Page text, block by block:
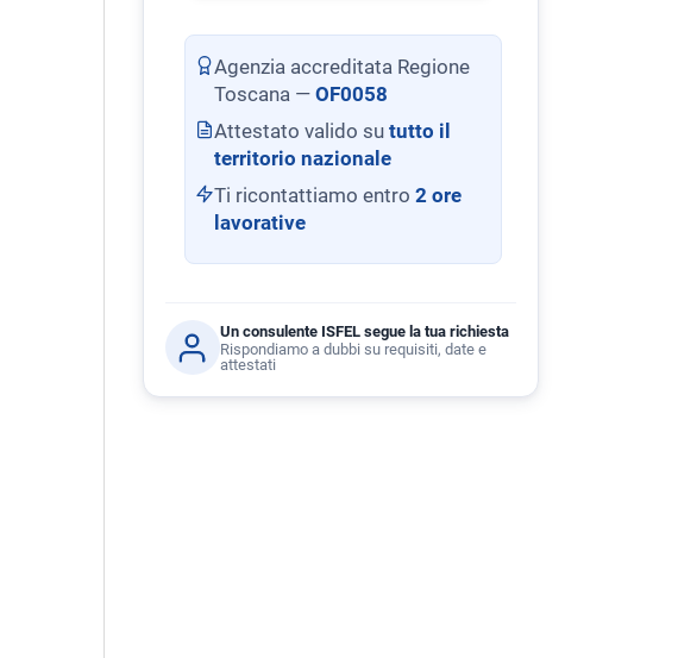
Agenzia accreditata Regione
Toscana —OF0058
Attestato valido sututto il
territorio nazionale
Ti ricontattiamo entro2 ore
lavorative
Un consulente ISFEL segue la tua richiesta
Rispondiamo a dubbi su requisiti, date e
attestati